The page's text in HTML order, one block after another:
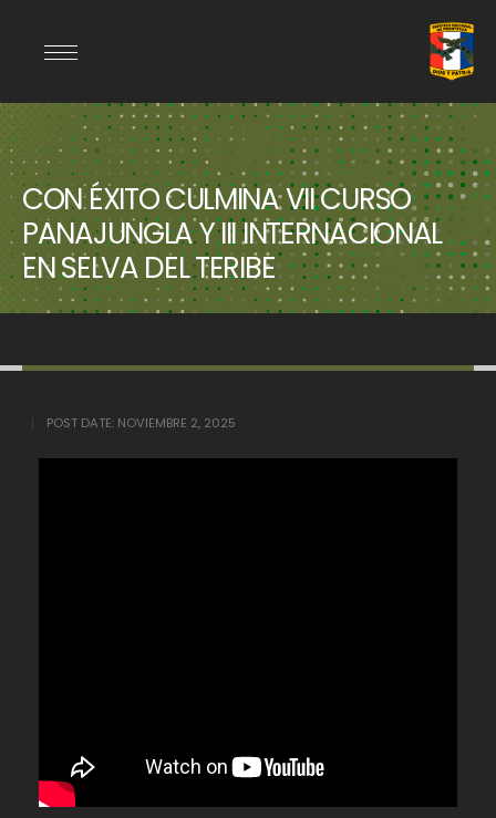
CON ÉXITO CULMINA VII CURSO
PANAJUNGLA Y III INTERNACIONAL
EN SELVA DEL TERIBE
POST DATE: NOVIEMBRE 2, 2025